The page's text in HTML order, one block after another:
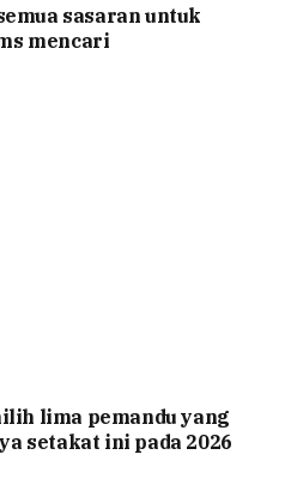
sasaran untuk
mencari
lima pemandu yang
setakat ini pada 2026